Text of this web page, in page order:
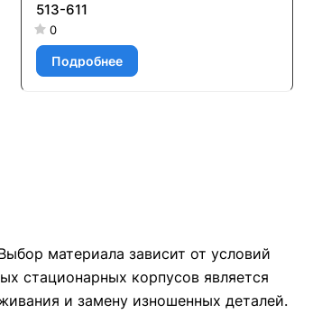
513-611
0
Подробнее
материала зависит от условий
стационарных корпусов является
и замену изношенных деталей.